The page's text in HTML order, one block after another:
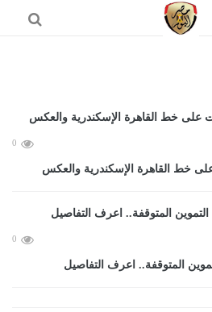
0
خط القاهرة الإسكندرية والعكس
0
المتوقفة.. اعرف التفاصيل